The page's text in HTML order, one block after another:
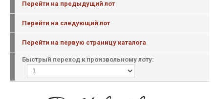
Перейти на предыдущий лот
Перейти на следующий лот
Перейти на первую страницу каталога
Быстрый переход к произвольному лоту: